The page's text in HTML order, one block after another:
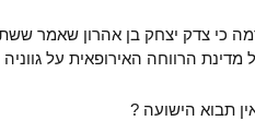
כי צדק יצחק בן אהרון שאמר
מדינת הרווחה האירופאית על
תבוא הישועה ?